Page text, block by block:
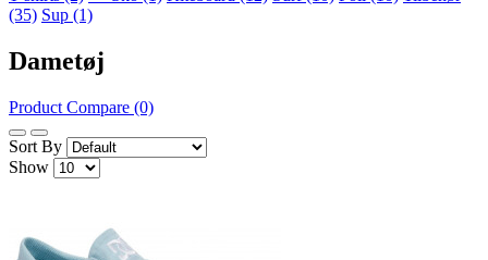
(35) Sup (1)
Dametøj
Product Compare (0)
Sort By
Show